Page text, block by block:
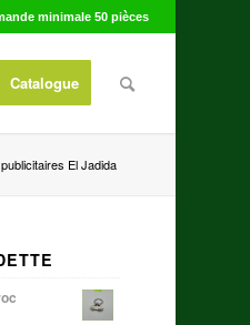
minimale 50 pièces
Catalogue
El Jadida